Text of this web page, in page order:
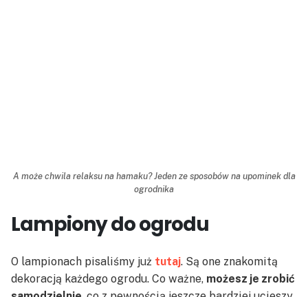
A może chwila relaksu na hamaku? Jeden ze sposobów na upominek dla
ogrodnika
Lampiony do ogrodu
O lampionach pisaliśmy już tutaj. Są one znakomitą
dekoracją każdego ogrodu. Co ważne, możesz je zrobić